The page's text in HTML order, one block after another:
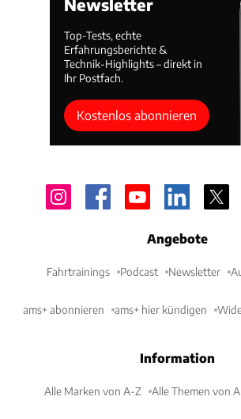
Newsletter
Top-Tests, echte
Erfahrungsberichte &
Technik-Highlights – direkt in
Ihr Postfach.
Kostenlos abonnieren
Angebote
Fahrtrainings Podcast Newsletter
ams+ abonnieren ams+ hier kündigen
Information
Alle Marken von A-Z Alle Themen von